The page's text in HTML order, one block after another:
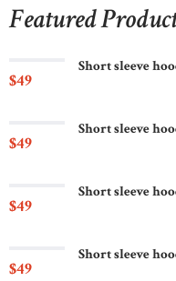
Featured
Short sleeve
$49
Short sleeve
$49
Short sleeve
$49
Short sleeve
$49